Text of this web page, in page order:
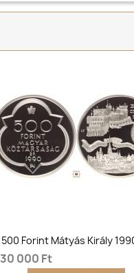
500 Forint Mátyás Király
30 000 Ft